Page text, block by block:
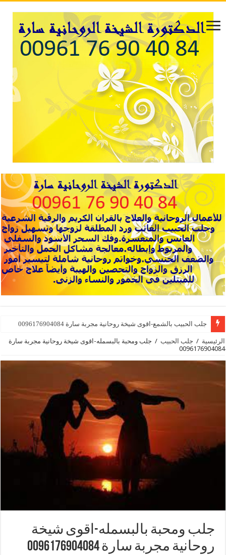
جلب الحبيب بالشمع-اقوى شيخة روحانية مجربة سارة 0096176904084
الرئيسية / جلب الحبيب / جلب ومحبة بالبسمله-اقوى شيخة روحانية مجربة سارة
0096176904084
جلب ومحبة بالبسمله-اقوى شيخة
روحانية مجربة سارة 0096176904084